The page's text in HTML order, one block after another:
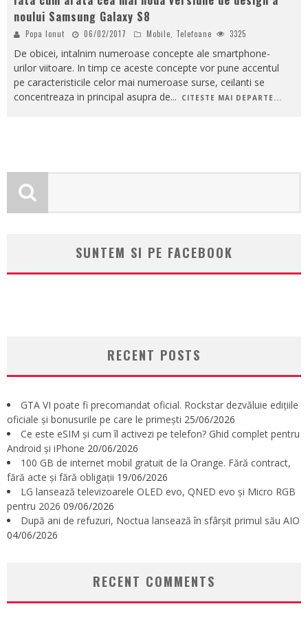
noului Samsung Galaxy S8
Popa Ionut 06/02/2017 Mobile, Telefoane 3325
De obicei, intalnim numeroase concepte ale smartphone-
urilor viitoare. In timp ce aceste concepte vor pune accentul
pe caracteristicile celor mai numeroase surse, ceilanti se
concentreaza in principal asupra de... CITESTE MAI DEPARTE...
SUNTEM SI PE FACEBOOK
RECENT POSTS
GTA VI poate fi precomandat oficial. Rockstar dezvăluie edițiile
oficiale și bonusurile pe care le primești 25/06/2026
Ce este eSIM și cum îl activezi pe telefon? Ghid complet pentru
Android și iPhone 20/06/2026
100 GB de internet mobil gratuit de la Orange. Fără contract,
fără acte și fără obligații 19/06/2026
LG lansează televizoarele OLED evo, QNED evo și Micro RGB
pentru 2026 09/06/2026
După ani de refuzuri, Noctua lansează în sfârșit primul său AIO
04/06/2026
RECENT COMMENTS